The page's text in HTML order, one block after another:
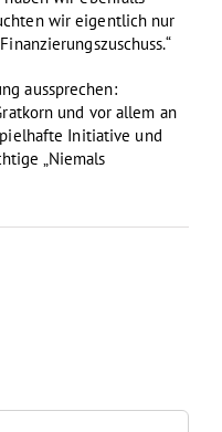
wir eigentlich nur
aussprechen:
und vor allem an
Initiative und
„Niemals